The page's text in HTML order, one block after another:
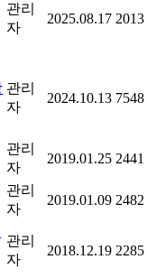
관리
자
2025.08.17 2013
관리
자
2024.10.13 7548
관리
자
2019.01.25 2441
관리
자
2019.01.09 2482
관리
자
2018.12.19 2285